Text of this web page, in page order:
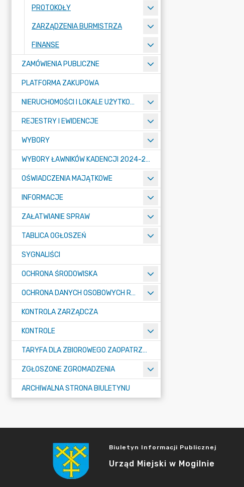
PROTOKOŁY
ZARZĄDZENIA BURMISTRZA
FINANSE
ZAMÓWIENIA PUBLICZNE
PLATFORMA ZAKUPOWA
NIERUCHOMOŚCI I LOKALE UŻYTKOWE
REJESTRY I EWIDENCJE
WYBORY
WYBORY ŁAWNIKÓW KADENCJI 2024-2027
OŚWIADCZENIA MAJĄTKOWE
INFORMACJE
ZAŁATWIANIE SPRAW
TABLICA OGŁOSZEŃ
SYGNALIŚCI
OCHRONA ŚRODOWISKA
OCHRONA DANYCH OSOBOWYCH RODO
KONTROLA ZARZĄDCZA
KONTROLE
TARYFA DLA ZBIOROWEGO ZAOPATRZENIA W WODĘ I ZBIOROWEGO ODPROWADZANIA ŚCIEKÓW
ZGŁOSZONE ZGROMADZENIA
ARCHIWALNA STRONA BIULETYNU
Biuletyn Informacji Publicznej
Urząd Miejski w Mogilnie